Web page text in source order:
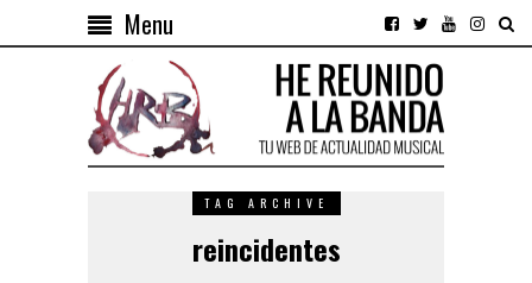
Menu
TAG ARCHIVE
reincidentes